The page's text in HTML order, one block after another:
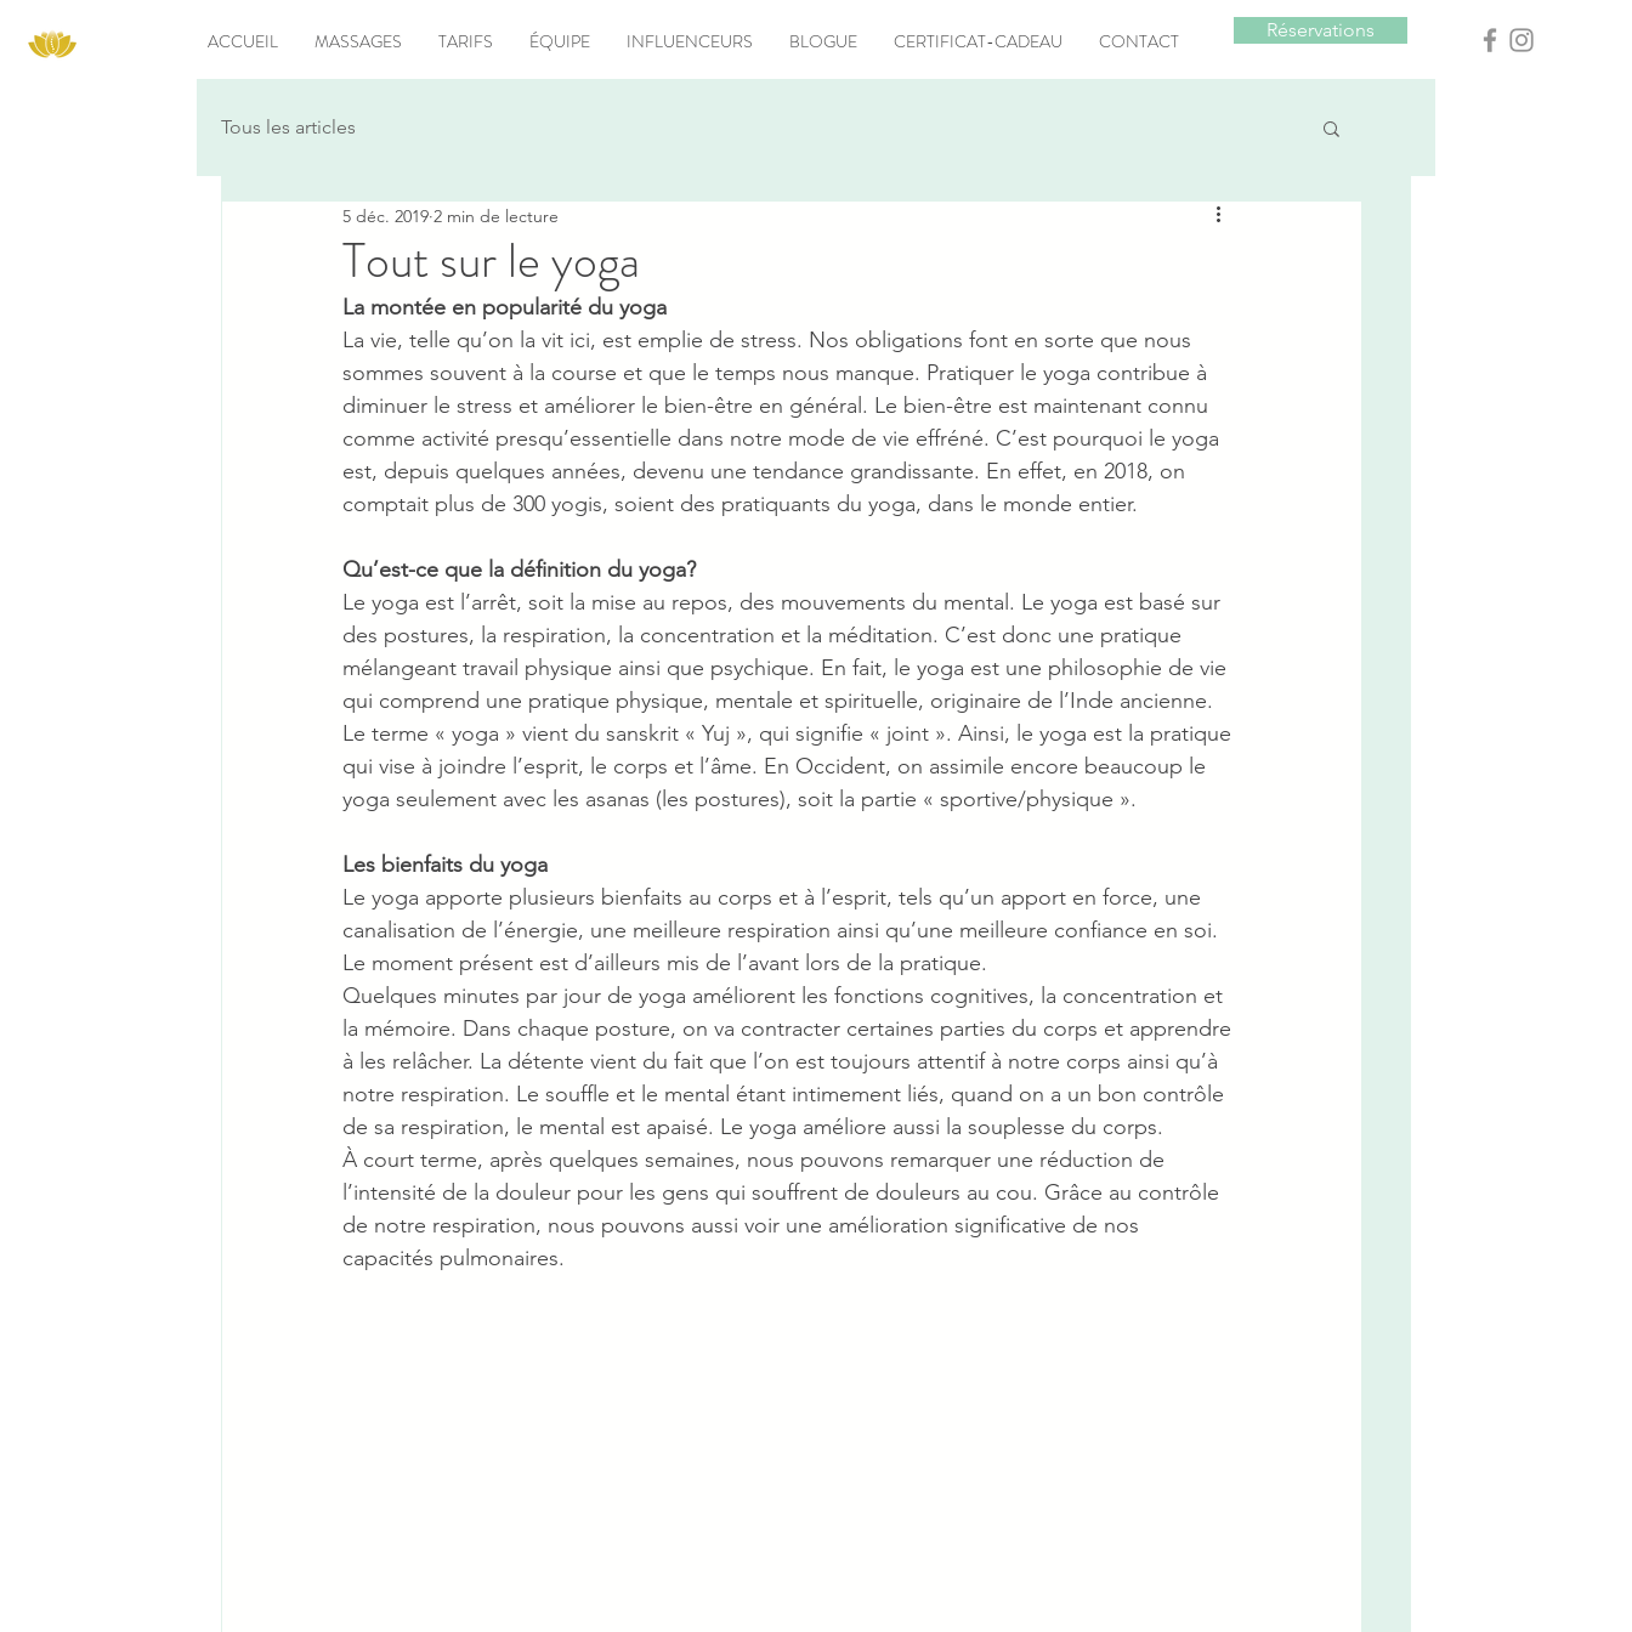
ACCUEIL MASSAGES TARIFS ÉQUIPE INFLUENCEURS BLOGUE CERTIFICAT-CADEAU CONTACT Réservations
Tous les articles
Tout sur le yoga
5 déc. 2019 2 min de lecture
La montée en popularité du yoga
La vie, telle qu’on la vit ici, est emplie de stress. Nos obligations font en sorte que nous
sommes souvent à la course et que le temps nous manque. Pratiquer le yoga contribue à
diminuer le stress et améliorer le bien-être en général. Le bien-être est maintenant connu
comme activité presqu’essentielle dans notre mode de vie effréné. C’est pourquoi le yoga
est, depuis quelques années, devenu une tendance grandissante. En effet, en 2018, on
comptait plus de 300 yogis, soient des pratiquants du yoga, dans le monde entier.
Qu’est-ce que la définition du yoga?
Le yoga est l’arrêt, soit la mise au repos, des mouvements du mental. Le yoga est basé sur
des postures, la respiration, la concentration et la méditation. C’est donc une pratique
mélangeant travail physique ainsi que psychique. En fait, le yoga est une philosophie de vie
qui comprend une pratique physique, mentale et spirituelle, originaire de l’Inde ancienne.
Le terme « yoga » vient du sanskrit « Yuj », qui signifie « joint ». Ainsi, le yoga est la pratique
qui vise à joindre l’esprit, le corps et l’âme. En Occident, on assimile encore beaucoup le
yoga seulement avec les asanas (les postures), soit la partie « sportive/physique ».
Les bienfaits du yoga
Le yoga apporte plusieurs bienfaits au corps et à l’esprit, tels qu’un apport en force, une
canalisation de l’énergie, une meilleure respiration ainsi qu’une meilleure confiance en soi.
Le moment présent est d’ailleurs mis de l’avant lors de la pratique.
Quelques minutes par jour de yoga améliorent les fonctions cognitives, la concentration et
la mémoire. Dans chaque posture, on va contracter certaines parties du corps et apprendre
à les relâcher. La détente vient du fait que l’on est toujours attentif à notre corps ainsi qu’à
notre respiration. Le souffle et le mental étant intimement liés, quand on a un bon contrôle
de sa respiration, le mental est apaisé. Le yoga améliore aussi la souplesse du corps.
À court terme, après quelques semaines, nous pouvons remarquer une réduction de
l’intensité de la douleur pour les gens qui souffrent de douleurs au cou. Grâce au contrôle
de notre respiration, nous pouvons aussi voir une amélioration significative de nos
capacités pulmonaires.